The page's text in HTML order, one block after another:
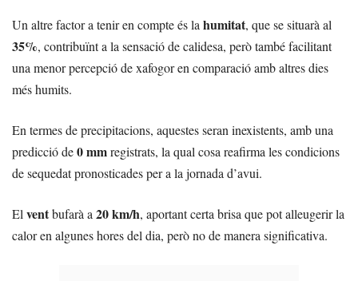
Un altre factor a tenir en compte és lahumitat, que se situarà al
35%, contribuïnt a la sensació de calidesa, però també facilitant
una menor percepció de xafogor en comparació amb altres dies
més humits.
En termes de precipitacions, aquestes seran inexistents, amb una
predicció de0 mmregistrats, la qual cosa reafirma les condicions
de sequedat pronosticades per a la jornada d’avui.
Elventbufarà a20 km/h, aportant certa brisa que pot alleugerir la
calor en algunes hores del dia, però no de manera significativa.